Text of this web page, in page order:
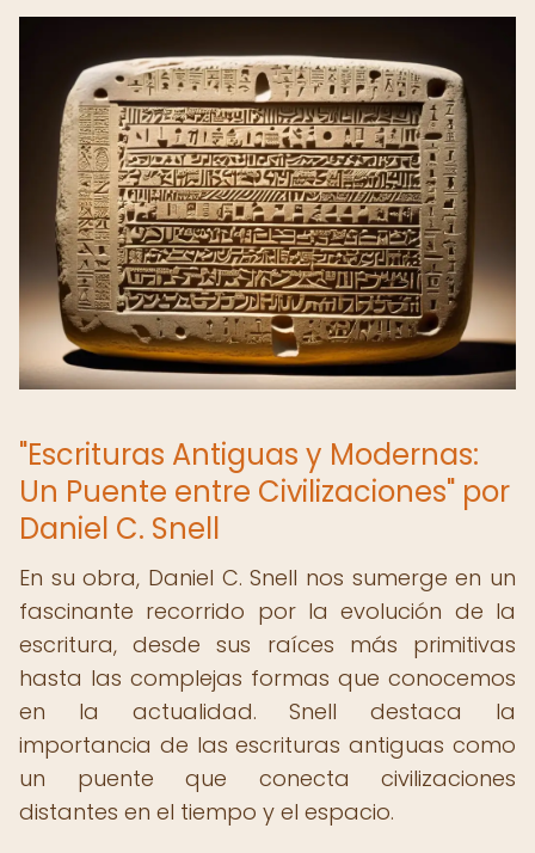
"Escrituras Antiguas y Modernas:
Un Puente entre Civilizaciones" por
Daniel C. Snell
En su obra, Daniel C. Snell nos sumerge en un
fascinante recorrido por la evolución de la
escritura, desde sus raíces más primitivas
hasta las complejas formas que conocemos
en la actualidad. Snell destaca la
importancia de las escrituras antiguas como
un puente que conecta civilizaciones
distantes en el tiempo y el espacio.